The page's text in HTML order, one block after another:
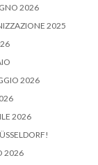
2026
2025
2026
2026
2026